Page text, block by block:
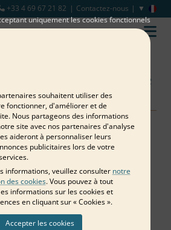
+33 4 69 67 21 82 Contactez-nous
personnalisé
meilleur cadeau personnalisé pour un mariage
uniquement les cookies fonctionnels
souhaitent utiliser des
fonctionner, d'améliorer et de
Nous partageons des informations
site avec nos partenaires d'analyse
aideront à personnaliser leurs
publicitaires lors de votre
informations, veuillez consulter notre
des cookies. Vous pouvez à tout
informations sur les cookies et
en cliquant sur « Cookies ».
Accepter les cookies